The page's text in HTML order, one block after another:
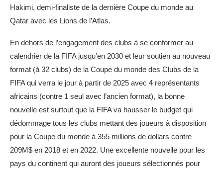
Hakimi, demi-finaliste de la dernière Coupe du monde au
Qatar avec les Lions de l’Atlas.
En dehors de l’engagement des clubs à se conformer au
calendrier de la FIFA jusqu’en 2030 et leur soutien au nouveau
format (à 32 clubs) de la Coupe du monde des Clubs de la
FIFA qui verra le jour à partir de 2025 avec 4 représentants
africains (contre 1 seul avec l’ancien format), la bonne
nouvelle est surtout que la FIFA va hausser le budget qui
dédommage tous les clubs mettant des joueurs à disposition
pour la Coupe du monde à 355 millions de dollars contre
209M$ en 2018 et en 2022. Une excellente nouvelle pour les
pays du continent qui auront des joueurs sélectionnés pour